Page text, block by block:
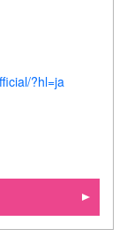
?hl=ja